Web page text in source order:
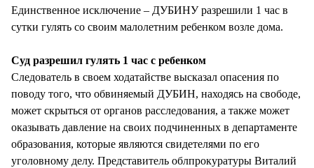
Единственное исключение – ДУБИНУ разрешили 1 час в
сутки гулять со своим малолетним ребенком возле дома.
Суд разрешил гулять 1 час с ребенком
Следователь в своем ходатайстве высказал опасения по
поводу того, что обвиняемый ДУБИН, находясь на свободе,
может скрыться от органов расследования, а также может
оказывать давление на своих подчиненных в департаменте
образования, которые являются свидетелями по его
уголовному делу. Представитель облпрокуратуры Виталий